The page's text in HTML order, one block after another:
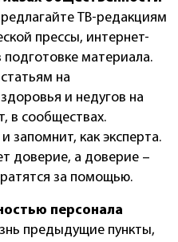
ТВ-редакциям
прессы, интернет-
материала.
на
и недугов на
в сообществах.
запомнит, как эксперта.
доверие, а доверие –
за помощью.
персонала
предыдущие пункты,